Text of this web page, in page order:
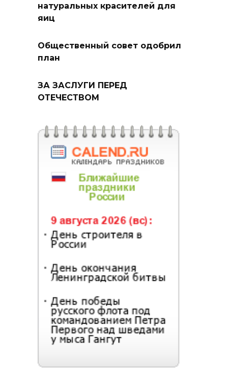
натуральных красителей для
яиц
Общественный совет одобрил
план
ЗА ЗАСЛУГИ ПЕРЕД
ОТЕЧЕСТВОМ